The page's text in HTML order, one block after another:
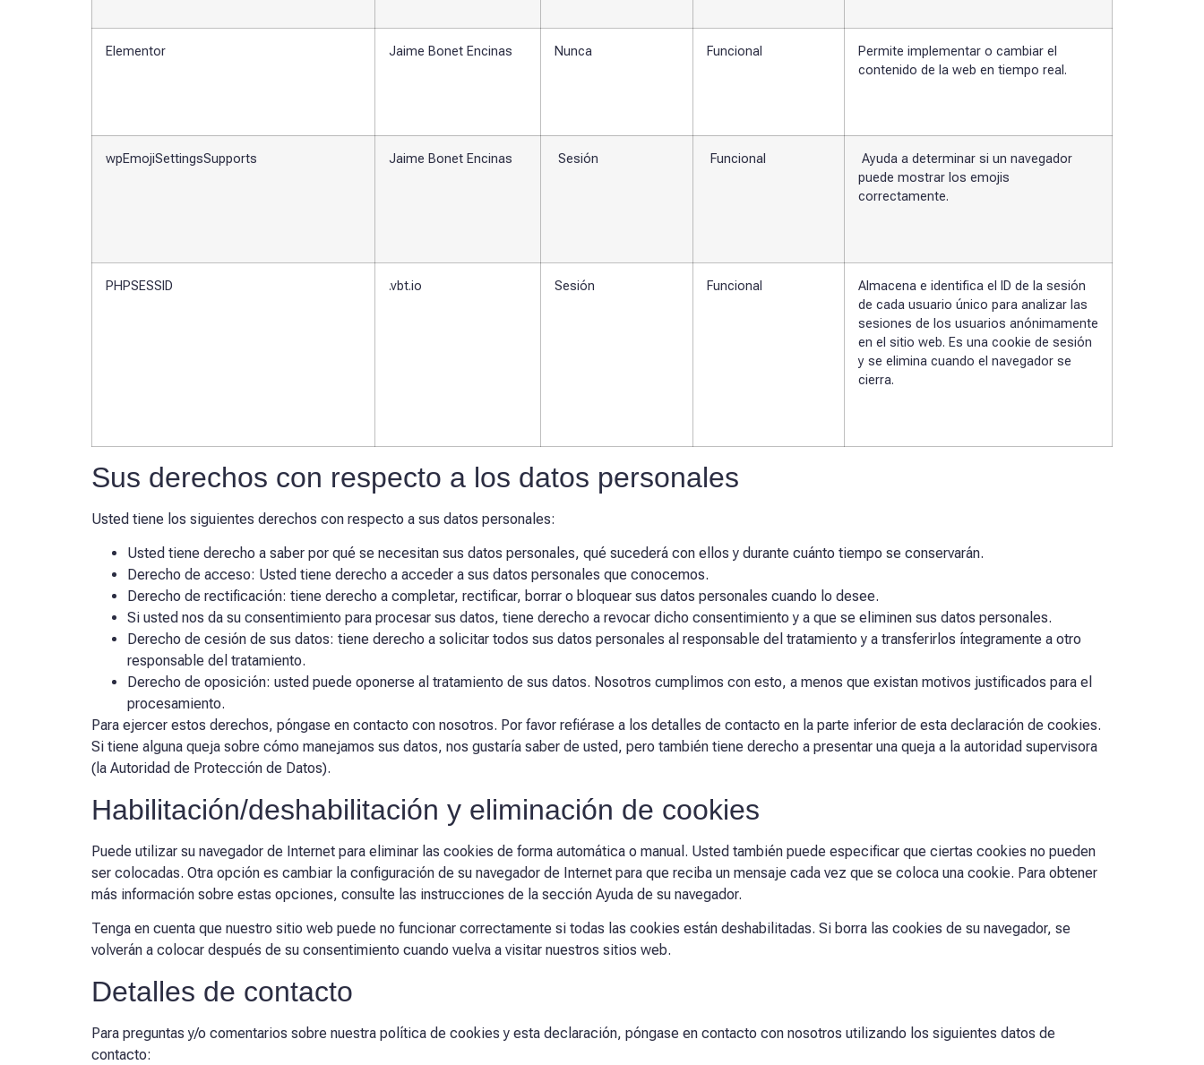
Elementor Jaime Bonet Encinas Nunca Funcional
Permite implementar o cambiar el
contenido de la web en tiempo real.
wpEmojiSettingsSupports Jaime Bonet Encinas Sesión Funcional
Ayuda a determinar si un navegador
puede mostrar los emojis
correctamente.
PHPSESSID .vbt.io Sesión Funcional
Almacena e identifica el ID de la sesión
de cada usuario único para analizar las
sesiones de los usuarios anónimamente
en el sitio web. Es una cookie de sesión
y se elimina cuando el navegador se
cierra.
Sus derechos con respecto a los datos personales
Usted tiene los siguientes derechos con respecto a sus datos personales:
Usted tiene derecho a saber por qué se necesitan sus datos personales, qué sucederá con ellos y durante cuánto tiempo se conservarán.
Derecho de acceso: Usted tiene derecho a acceder a sus datos personales que conocemos.
Derecho de rectificación: tiene derecho a completar, rectificar, borrar o bloquear sus datos personales cuando lo desee.
Si usted nos da su consentimiento para procesar sus datos, tiene derecho a revocar dicho consentimiento y a que se eliminen sus datos personales.
Derecho de cesión de sus datos: tiene derecho a solicitar todos sus datos personales al responsable del tratamiento y a transferirlos íntegramente a otro
responsable del tratamiento.
Derecho de oposición: usted puede oponerse al tratamiento de sus datos. Nosotros cumplimos con esto, a menos que existan motivos justificados para el
procesamiento.
Para ejercer estos derechos, póngase en contacto con nosotros. Por favor refiérase a los detalles de contacto en la parte inferior de esta declaración de cookies.
Si tiene alguna queja sobre cómo manejamos sus datos, nos gustaría saber de usted, pero también tiene derecho a presentar una queja a la autoridad supervisora
(la Autoridad de Protección de Datos).
Habilitación/deshabilitación y eliminación de cookies
Puede utilizar su navegador de Internet para eliminar las cookies de forma automática o manual. Usted también puede especificar que ciertas cookies no pueden
ser colocadas. Otra opción es cambiar la configuración de su navegador de Internet para que reciba un mensaje cada vez que se coloca una cookie. Para obtener
más información sobre estas opciones, consulte las instrucciones de la sección Ayuda de su navegador.
Tenga en cuenta que nuestro sitio web puede no funcionar correctamente si todas las cookies están deshabilitadas. Si borra las cookies de su navegador, se
volverán a colocar después de su consentimiento cuando vuelva a visitar nuestros sitios web.
Detalles de contacto
Para preguntas y/o comentarios sobre nuestra política de cookies y esta declaración, póngase en contacto con nosotros utilizando los siguientes datos de
contacto: